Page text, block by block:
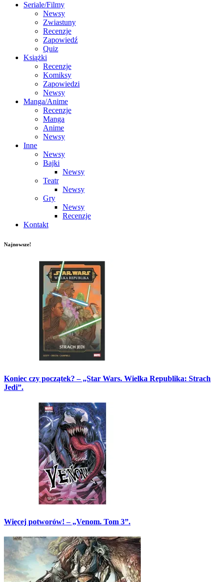
Seriale/Filmy
Newsy
Zwiastuny
Recenzje
Zapowiedź
Quiz
Książki
Recenzje
Komiksy
Zapowiedzi
Newsy
Manga/Anime
Recenzje
Manga
Anime
Newsy
Inne
Newsy
Bajki
Newsy
Teatr
Newsy
Gry
Newsy
Recenzje
Kontakt
Najnowsze!
Koniec czy początek? – „Star Wars. Wielka Republika: Strach
Jedi”.
Więcej potworów! – „Venom. Tom 3”.